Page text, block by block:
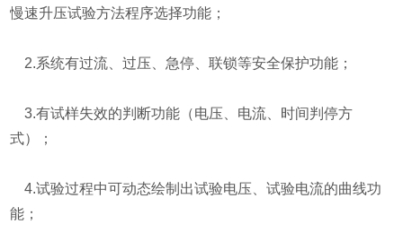
慢速升压试验方法程序选择功能；
2.系统有过流、过压、急停、联锁等安全保护功能；
3.有试样失效的判断功能（电压、电流、时间判停方
式）；
4.试验过程中可动态绘制出试验电压、试验电流的曲线功
能；